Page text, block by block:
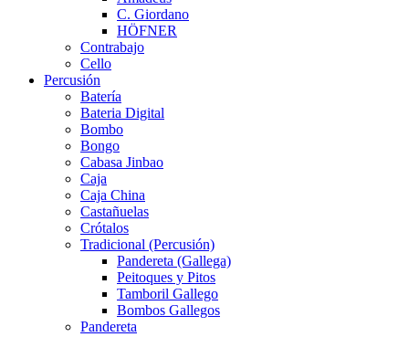
C. Giordano
HÖFNER
Contrabajo
Cello
Percusión
Batería
Bateria Digital
Bombo
Bongo
Cabasa Jinbao
Caja
Caja China
Castañuelas
Crótalos
Tradicional (Percusión)
Pandereta (Gallega)
Peitoques y Pitos
Tamboril Gallego
Bombos Gallegos
Pandereta